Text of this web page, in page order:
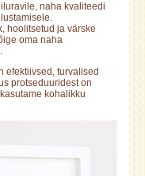
naha kvaliteedi
hoolitsetud ja värske
oma naha
efektiivsed, turvalised
protseduuridest on
kohalikku